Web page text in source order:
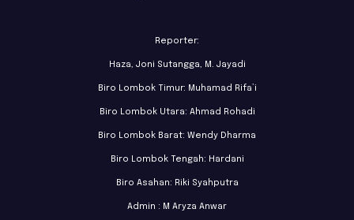
Reporter:
Haza, Joni Sutangga, M. Jayadi
Biro Lombok Timur: Muhamad Rifa’i
Biro Lombok Utara: Ahmad Rohadi
Biro Lombok Barat: Wendy Dharma
Biro Lombok Tengah: Hardani
Biro Asahan: Riki Syahputra
Admin : M Aryza Anwar